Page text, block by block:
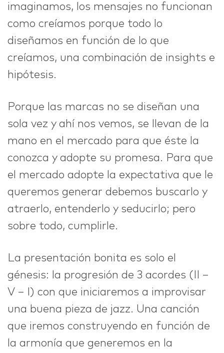
imaginamos, los mensajes no funcionan
como creíamos porque todo lo
diseñamos en función de lo que
creíamos, una combinación de insights e
hipótesis.
Porque las marcas no se diseñan una
sola vez y ahí nos vemos, se llevan de la
mano en el mercado para que éste la
conozca y adopte su promesa. Para que
el mercado adopte la expectativa que le
queremos generar debemos buscarlo y
atraerlo, entenderlo y seducirlo; pero
sobre todo, cumplirle.
La presentación bonita es solo el
génesis: la progresión de 3 acordes (II –
V – I) con que iniciaremos a improvisar
una buena pieza de jazz. Una canción
que iremos construyendo en función de
la armonía que generemos en la